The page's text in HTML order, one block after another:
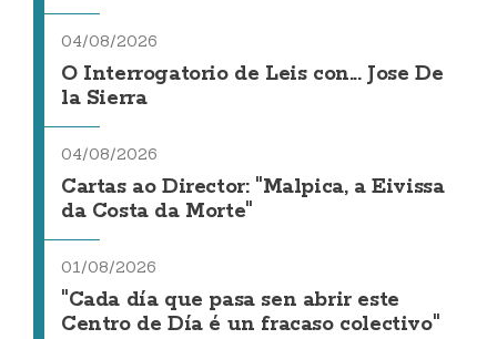
04/08/2026
O Interrogatorio de Leis con... Jose De
la Sierra
04/08/2026
Cartas ao Director: "Malpica, a Eivissa
da Costa da Morte"
01/08/2026
"Cada día que pasa sen abrir este
Centro de Día é un fracaso colectivo"